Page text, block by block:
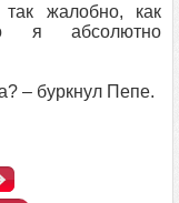
жалобно, как
я абсолютно
– буркнул Пепе.